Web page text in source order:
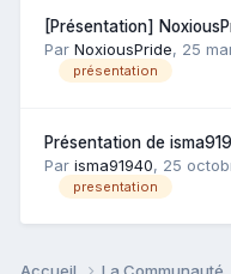
[Présentation]
Par NoxiousPride, 25
présentation
Présentation de
Par isma91940, 25
presentation
Accueil La Communauté